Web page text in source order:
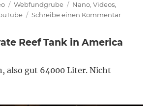
Kategorien
Webfundgrube Schlagwörter
Nano ,Videos
Schreibe einen Kommentarzu
the
Reef Tank in America
also gut 64000 Liter. Nicht